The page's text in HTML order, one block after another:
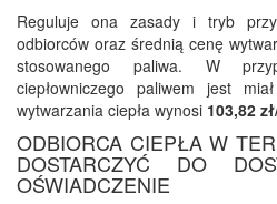
Reguluje ona zasady i tryb
odbiorców oraz średnią cenę
stosowanego paliwa. W
ciepłowniczego paliwem jest
wytwarzania ciepła wynosi 103,82
ODBIORCA CIEPŁA W
DOSTARCZYĆ DO
OŚWIADCZENIE